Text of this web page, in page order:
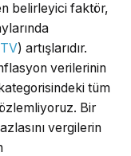
belirleyici faktör,
) artışlarıdır.
verilerinin
tüm
Bir
vergilerin